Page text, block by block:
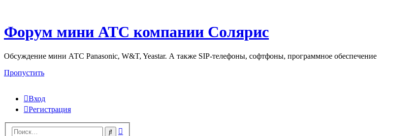
Форум мини АТС компании Солярис
Обсуждение мини АТС Panasonic, W&T, Yeastar. А также SIP-телефоны, софтфоны, программное обеспечение
Пропустить
Вход
Регистрация
Поиск